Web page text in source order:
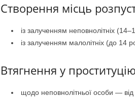
Створення місць
із залученням неповнолітніх
із залученням малолітніх (до 14
Втягнення у
щодо неповнолітньої особи —